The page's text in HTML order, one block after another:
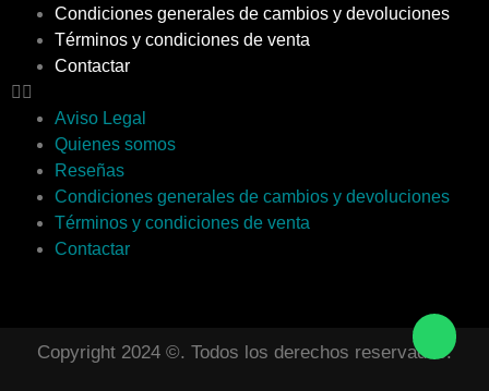
Condiciones generales de cambios y devoluciones
Términos y condiciones de venta
Contactar
Aviso Legal
Quienes somos
Reseñas
Condiciones generales de cambios y devoluciones
Términos y condiciones de venta
Contactar
Copyright 2024 ©. Todos los derechos reservados.